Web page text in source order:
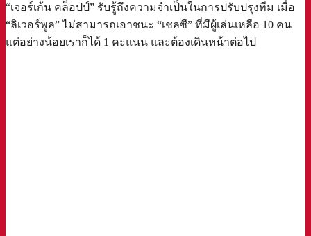
“เจอร์เก้น คล็อปป์” รับรู้ถึงความจำเป็นในการปรับปรุงทีม เมื่อ
“ลิเวอร์พูล” ไม่สามารถเอาชนะ “เชลซี” ที่มีผู้เล่นเหลือ 10 คน
แต่อย่างน้อยเราก็ได้ 1 คะแนน และต้องเดินหน้าต่อไป